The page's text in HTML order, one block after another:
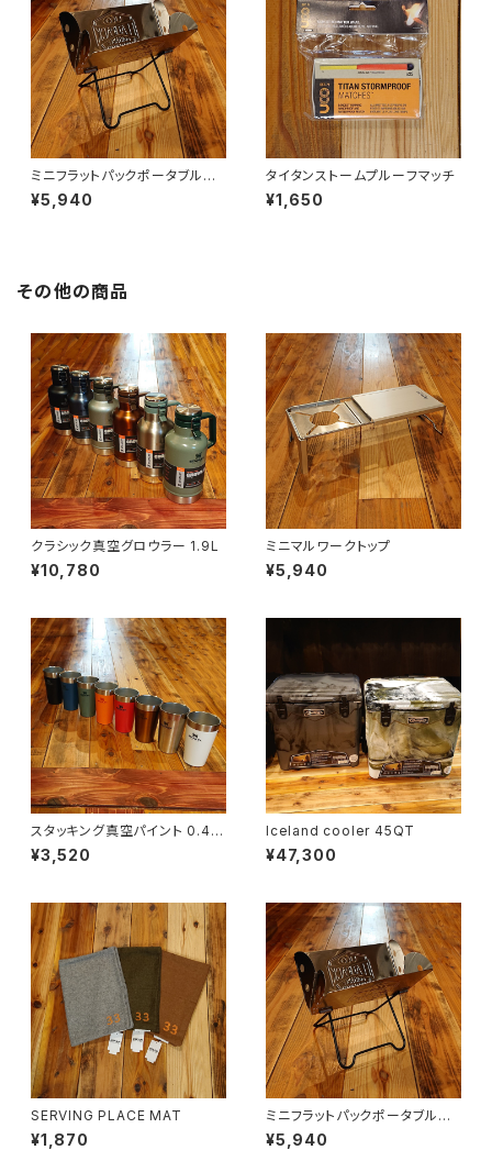
ミニフラットパックポータブルグ
リル＆ファイヤーピット
¥5,940
タイタンストームプルーフマッチ
¥1,650
その他の商品
クラシック真空グロウラー 1.9L
¥10,780
ミニマルワークトップ
¥5,940
スタッキング真空パイント 0.47
L
¥3,520
Iceland cooler 45QT
¥47,300
SERVING PLACE MAT
¥1,870
ミニフラットパックポータブルグ
リル＆ファイヤーピット
¥5,940